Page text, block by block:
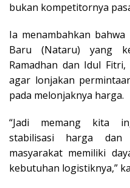
bukan kompetitornya
Ia menambahkan
Baru (Nataru) yang
Ramadhan dan Idul
agar lonjakan
pada melonjaknya harga.
“Jadi memang kita
stabilisasi harga dan
masyarakat memiliki
kebutuhan logistiknya,”